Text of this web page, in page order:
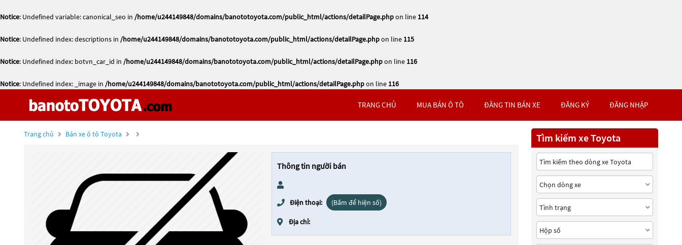
Notice: Undefined variable: canonical_seo in /home/u244149848/domains/banototoyota.com/public_html/actions/detailPage.phpon line 114
Notice: Undefined index: descriptions in /home/u244149848/domains/banototoyota.com/public_html/actions/detailPage.phpon line 115
Notice: Undefined index: botvn_car_id in /home/u244149848/domains/banototoyota.com/public_html/actions/detailPage.phpon line 116
Notice: Undefined index: _image in /home/u244149848/domains/banototoyota.com/public_html/actions/detailPage.phpon line 116
TRANG CHỦ MUA BÁN Ô TÔ ĐĂNG TIN BÁN XE ĐĂNG KÝ ĐĂNG NHẬP
Trang chủ Bán xe ô tô Toyota
Thông tin người bán
Điện thoại: (Bấm để hiện số)
Địa chỉ:
Tìm kiếm xe Toyota